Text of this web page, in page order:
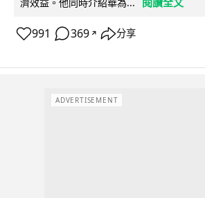
991 369 ↗ 分享
ADVERTISEMENT